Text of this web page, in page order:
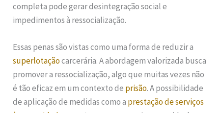
completa pode gerar desintegração social e
impedimentos à ressocialização.
Essas penas são vistas como uma forma de reduzir a
superlotaçãocarcerária. A abordagem valorizada busca
promover a ressocialização, algo que muitas vezes não
é tão eficaz em um contexto de prisão. A possibilidade
de aplicação de medidas como a prestação de serviços